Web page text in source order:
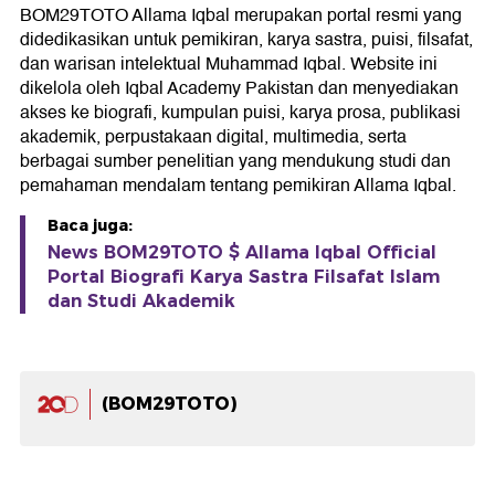
BOM29TOTO Allama Iqbal merupakan portal resmi yang
didedikasikan untuk pemikiran, karya sastra, puisi, filsafat,
dan warisan intelektual Muhammad Iqbal. Website ini
dikelola oleh Iqbal Academy Pakistan dan menyediakan
akses ke biografi, kumpulan puisi, karya prosa, publikasi
akademik, perpustakaan digital, multimedia, serta
berbagai sumber penelitian yang mendukung studi dan
pemahaman mendalam tentang pemikiran Allama Iqbal.
Baca juga:
News BOM29TOTO $ Allama Iqbal Official
Portal Biografi Karya Sastra Filsafat Islam
dan Studi Akademik
(BOM29TOTO)